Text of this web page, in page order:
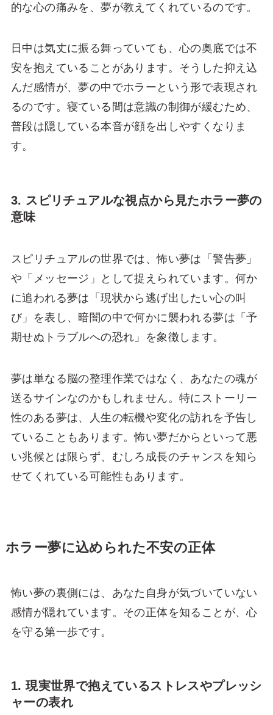
的な心の痛みを、夢が教えてくれているのです。
日中は気丈に振る舞っていても、心の奥底では不
安を抱えていることがあります。そうした抑え込
んだ感情が、夢の中でホラーという形で表現され
るのです。寝ている間は意識の制御が緩むため、
普段は隠している本音が顔を出しやすくなりま
す。
3. スピリチュアルな視点から見たホラー夢の
意味
スピリチュアルの世界では、怖い夢は「警告夢」
や「メッセージ」として捉えられています。何か
に追われる夢は「現状から逃げ出したい心の叫
び」を表し、暗闇の中で何かに襲われる夢は「予
期せぬトラブルへの恐れ」を象徴します。
夢は単なる脳の整理作業ではなく、あなたの魂が
送るサインなのかもしれません。特にストーリー
性のある夢は、人生の転機や変化の訪れを予告し
ていることもあります。怖い夢だからといって悪
い兆候とは限らず、むしろ成長のチャンスを知ら
せてくれている可能性もあります。
ホラー夢に込められた不安の正体
怖い夢の裏側には、あなた自身が気づいていない
感情が隠れています。その正体を知ることが、心
を守る第一歩です。
1. 現実世界で抱えているストレスやプレッシ
ャーの表れ